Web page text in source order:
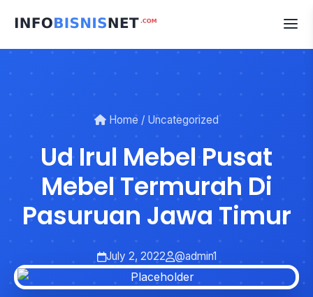
Home / Uncategorized
Ud Irul Mebel Pusat
Mebel Termurah Di
Pasuruan Jawa Timur
July 2, 2022 @admin1